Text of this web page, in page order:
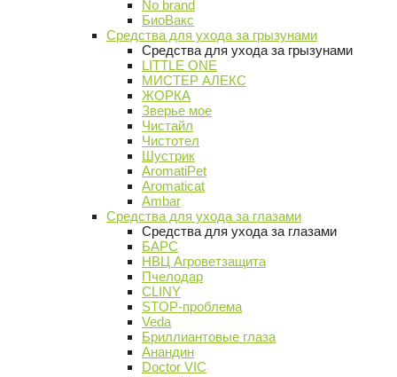
No brand
БиоВакс
Средства для ухода за грызунами
Средства для ухода за грызунами
LITTLE ONE
МИСТЕР АЛЕКС
ЖОРКА
Зверье мое
Чистайл
Чистотел
Шустрик
AromatiPet
Aromaticat
Ambar
Средства для ухода за глазами
Средства для ухода за глазами
БАРС
НВЦ Агроветзащита
Пчелодар
CLINY
STOP-проблема
Veda
Бриллиантовые глаза
Анандин
Doctor VIC